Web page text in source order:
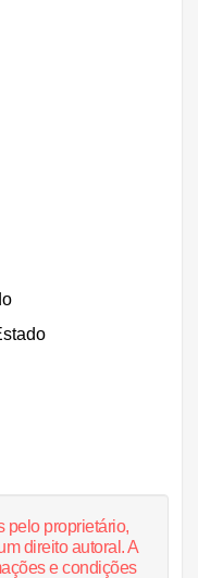
pelo proprietário,
direito autoral. A
e condições